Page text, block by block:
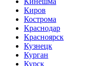
Киров
Кострома
Краснодар
Красноярск
Кузнецк
Курган
Курск